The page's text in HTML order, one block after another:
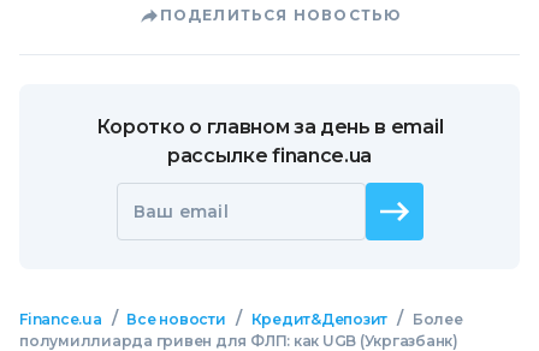
ПОДЕЛИТЬСЯ НОВОСТЬЮ
Коротко о главном за день в email
рассылке finance.ua
Ваш email
Finance.ua / Все новости / Кредит&Депозит /
Более
полумиллиарда гривен для ФЛП: как UGB (Укргазбанк)